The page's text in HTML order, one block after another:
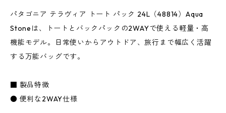
パタゴニア テラヴィア トート パック 24L（48814）Aqua
Stoneは、トートとバックパックの2WAYで使える軽量・高
機能モデル。日常使いからアウトドア、旅行まで幅広く活躍
する万能バッグです。
■ 製品特徴
● 便利な2WAY仕様